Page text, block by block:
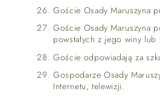
Goście Osady Maruszyna
Goście Osady Maruszyna
powstałych z jego winy
Goście odpowiadają za
Gospodarze Osady
Internetu, telewizji.